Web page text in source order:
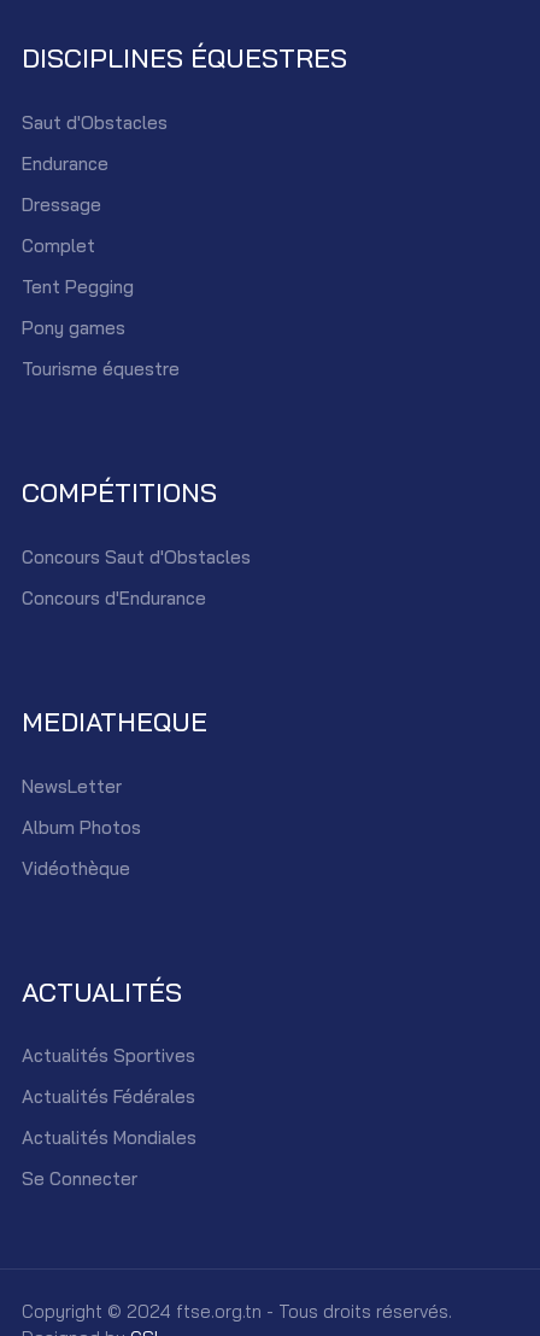
DISCIPLINES ÉQUESTRES
Saut d'Obstacles
Endurance
Dressage
Complet
Tent Pegging
Pony games
Tourisme équestre
COMPÉTITIONS
Concours Saut d'Obstacles
Concours d'Endurance
MEDIATHEQUE
NewsLetter
Album Photos
Vidéothèque
ACTUALITÉS
Actualités Sportives
Actualités Fédérales
Actualités Mondiales
Se Connecter
Copyright © 2024 ftse.org.tn - Tous droits réservés.